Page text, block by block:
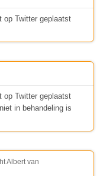
op Twitter geplaatst
op Twitter geplaatst
in behandeling is
Albert van